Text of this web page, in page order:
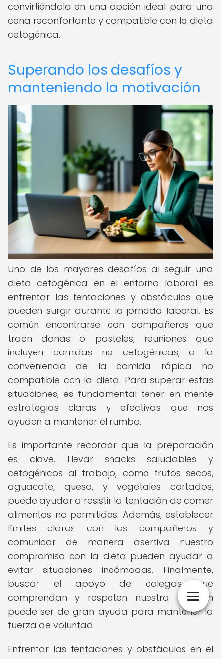
convirtiéndola en una opción ideal para una
cena reconfortante y compatible con la dieta
cetogénica.
Superando los desafíos y
manteniendo la motivación
Uno de los mayores desafíos al seguir una
dieta cetogénica en el entorno laboral es
enfrentar las tentaciones y obstáculos que
pueden surgir durante la jornada laboral. Es
común encontrarse con compañeros que
traen donas o pasteles, reuniones que
incluyen comidas no cetogénicas, o la
conveniencia de la comida rápida no
compatible con la dieta. Para superar estas
situaciones, es fundamental tener en mente
estrategias claras y efectivas que nos
ayuden a mantener el rumbo.
Es importante recordar que la preparación
es clave. Llevar snacks saludables y
cetogénicos al trabajo, como frutos secos,
aguacate, queso, y vegetales cortados,
puede ayudar a resistir la tentación de comer
alimentos no permitidos. Además, establecer
límites claros con los compañeros y
comunicar de manera asertiva nuestro
compromiso con la dieta pueden ayudar a
evitar situaciones incómodas. Finalmente,
buscar el apoyo de colegas que
comprendan y respeten nuestra decisión
puede ser de gran ayuda para mantener la
fuerza de voluntad.
Enfrentar las tentaciones y obstáculos en el